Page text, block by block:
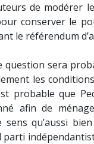
de modérer
conserver le
le référendum
question sera
les
probable que
afin de
qu’aussi
parti